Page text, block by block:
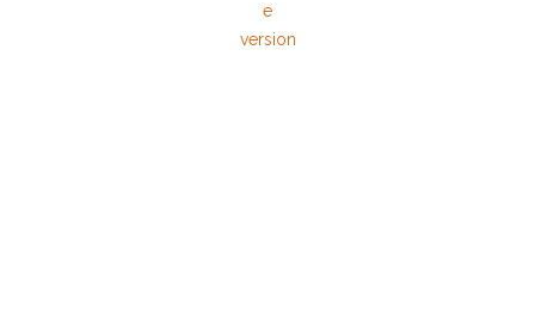
e
version